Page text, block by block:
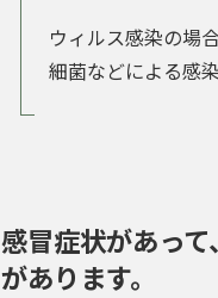
ウィルス感染の場
細菌などによる感
感冒症状があっ
があります。